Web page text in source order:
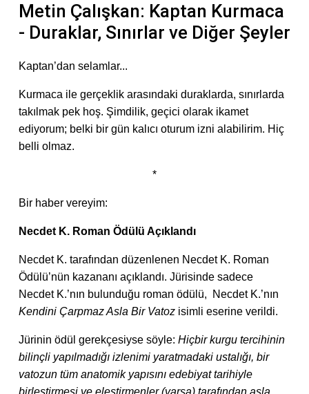
Metin Çalışkan: Kaptan Kurmaca
- Duraklar, Sınırlar ve Diğer Şeyler
Kaptan’dan selamlar...
Kurmaca ile gerçeklik arasındaki duraklarda, sınırlarda
takılmak pek hoş. Şimdilik, geçici olarak ikamet
ediyorum; belki bir gün kalıcı oturum izni alabilirim. Hiç
belli olmaz.
*
Bir haber vereyim:
Necdet K. Roman Ödülü Açıklandı
Necdet K. tarafından düzenlenen Necdet K. Roman
Ödülü’nün kazananı açıklandı. Jürisinde sadece
Necdet K.’nın bulunduğu roman ödülü, Necdet K.’nın
Kendini Çarpmaz Asla Bir Vatoz isimli eserine verildi.
Jürinin ödül gerekçesiyse söyle: Hiçbir kurgu tercihinin
bilinçli yapılmadığı izlenimi yaratmadaki ustalığı, bir
vatozun tüm anatomik yapısını edebiyat tarihiyle
birleştirmesi ve eleştirmenler (varsa) tarafından asla